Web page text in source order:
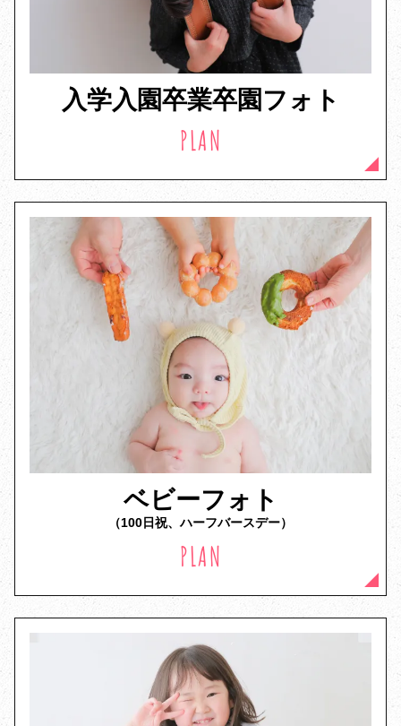
入学入園卒業卒園フォト
PLAN
ベビーフォト
（100日祝、ハーフバースデー）
PLAN